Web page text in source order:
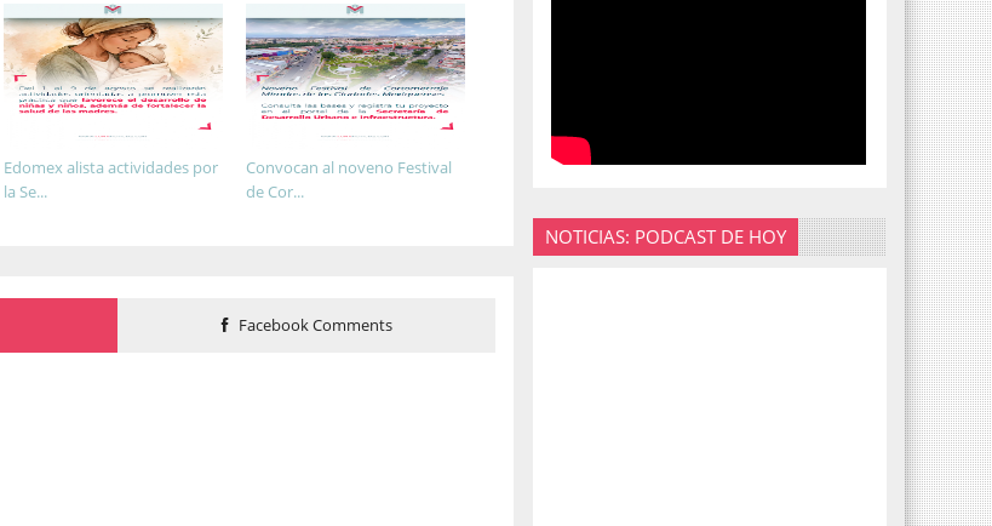
Convocan al noveno Festival
de Cor...
Edomex alista actividades por
la Se...
Facebook Comments
NOTICIAS: PODCAST DE HOY